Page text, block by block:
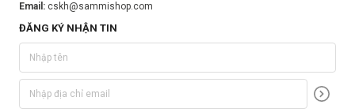
Email: cskh@sammishop.com
ĐĂNG KÝ NHẬN TIN